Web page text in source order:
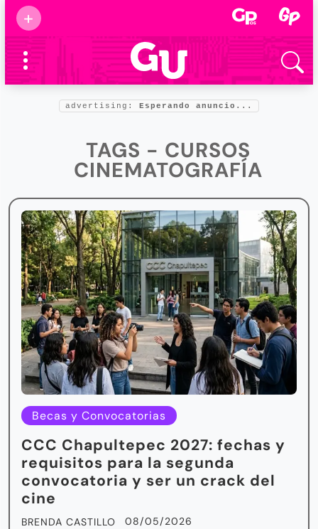
+
Supermamás
2025
Marcas de
confianza
Foro salud
advertising: Esperando anuncio...
TAGS - CURSOS
CINEMATOGRAFÍA
Becas y Convocatorias
CCC Chapultepec 2027: fechas y
requisitos para la segunda
convocatoria y ser un crack del
cine
BRENDA CASTILLO 08/05/2026